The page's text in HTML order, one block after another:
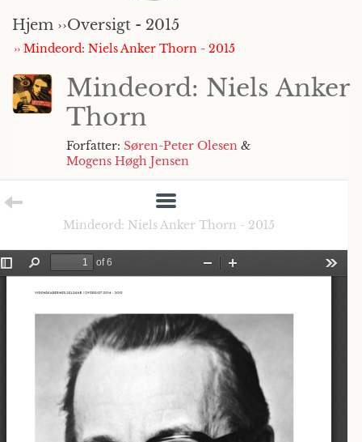
Hjem ››Oversigt - 2015
›› Mindeord: Niels Anker Thorn - 2015
Mindeord: Niels Anker
Thorn
Forfatter: Søren-Peter Olesen &
Mogens Høgh Jensen
Mindeord: Niels Anker Thorn - 2015